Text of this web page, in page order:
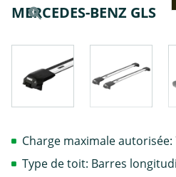
MERCEDES-BENZ GLS
Charge maximale autorisée:
Type de toit: Barres